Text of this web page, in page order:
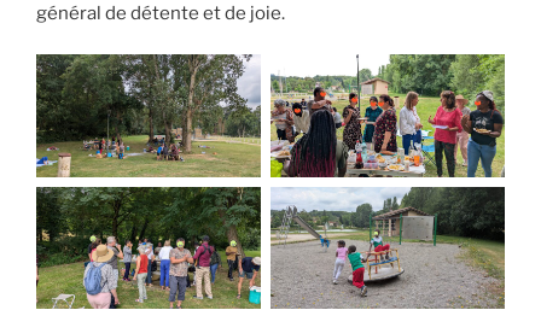
général de détente et de joie.